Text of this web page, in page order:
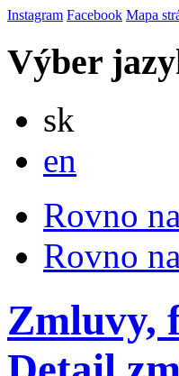
Instagram Facebook Mapa
Výber
sk
en
Rovno
Rovno
Zmluvy,